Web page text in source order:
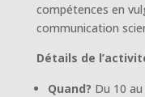
compétences en
communication
Détails de
Quand? Du 10